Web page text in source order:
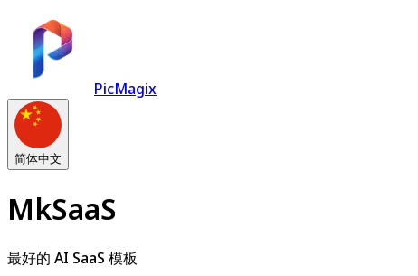
PicMagix
简体中文
MkSaaS
最好的 AI SaaS 模板